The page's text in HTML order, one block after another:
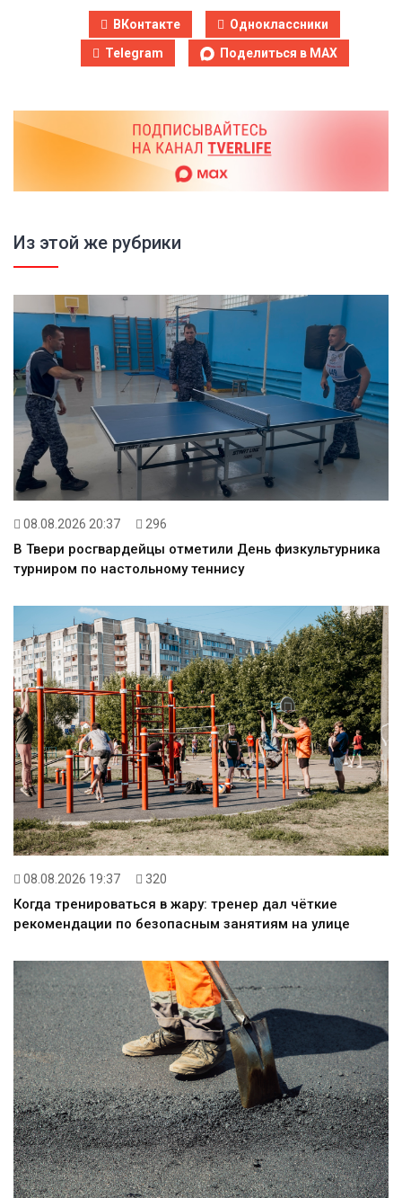
ВКонтакте
Одноклассники
Telegram
Поделиться в MAX
Из этой же рубрики
08.08.2026 20:37 296
В Твери росгвардейцы отметили День физкультурника
турниром по настольному теннису
08.08.2026 19:37 320
Когда тренироваться в жару: тренер дал чёткие
рекомендации по безопасным занятиям на улице